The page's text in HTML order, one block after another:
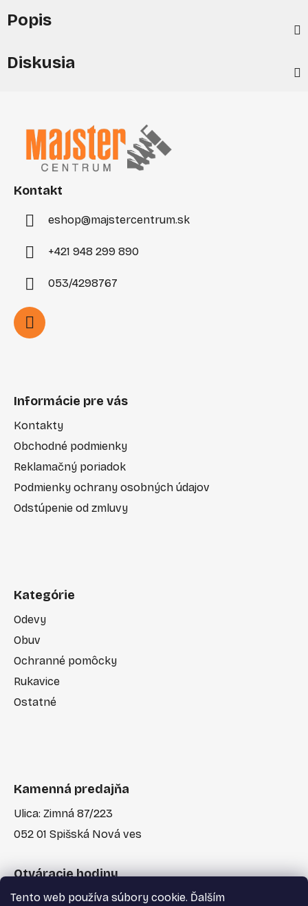
Tento web používa súbory cookie. Ďalším
Popis
Diskusia
Kontakt
eshop@majstercentrum.sk
+421 948 299 890
053/4298767
Informácie pre vás
Kontakty
Obchodné podmienky
Reklamačný poriadok
Podmienky ochrany osobných údajov
Odstúpenie od zmluvy
Kategórie
Odevy
Obuv
Ochranné pomôcky
Rukavice
Ostatné
Kamenná predajňa
Ulica: Zimná 87/223
052 01 Spišská Nová ves
Otváracie hodiny
Po-Pia: 7:30 - 17:00